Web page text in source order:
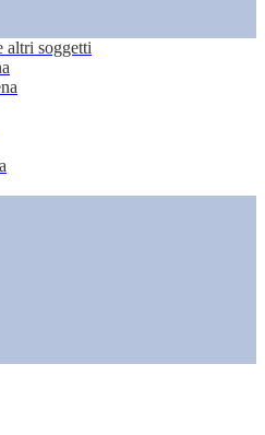
altri soggetti